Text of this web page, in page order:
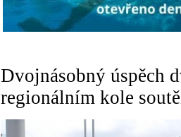
Dvojnásobný úspěch
regionálním kole